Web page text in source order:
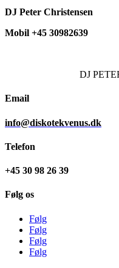
DJ Peter Christensen
Mobil +45 30982639
DJ
Email
info@diskotekvenus.dk
Telefon
+45 30 98 26 39
Følg os
Følg
Følg
Følg
Følg